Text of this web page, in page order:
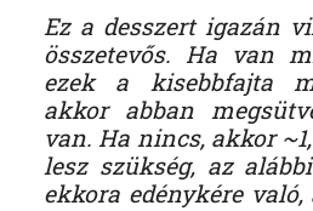
Ez a desszert igazán
összetevős. Ha van
ezek a kisebbfajta
akkor abban
van. Ha nincs, akkor
lesz szükség, az
ekkora edénykére